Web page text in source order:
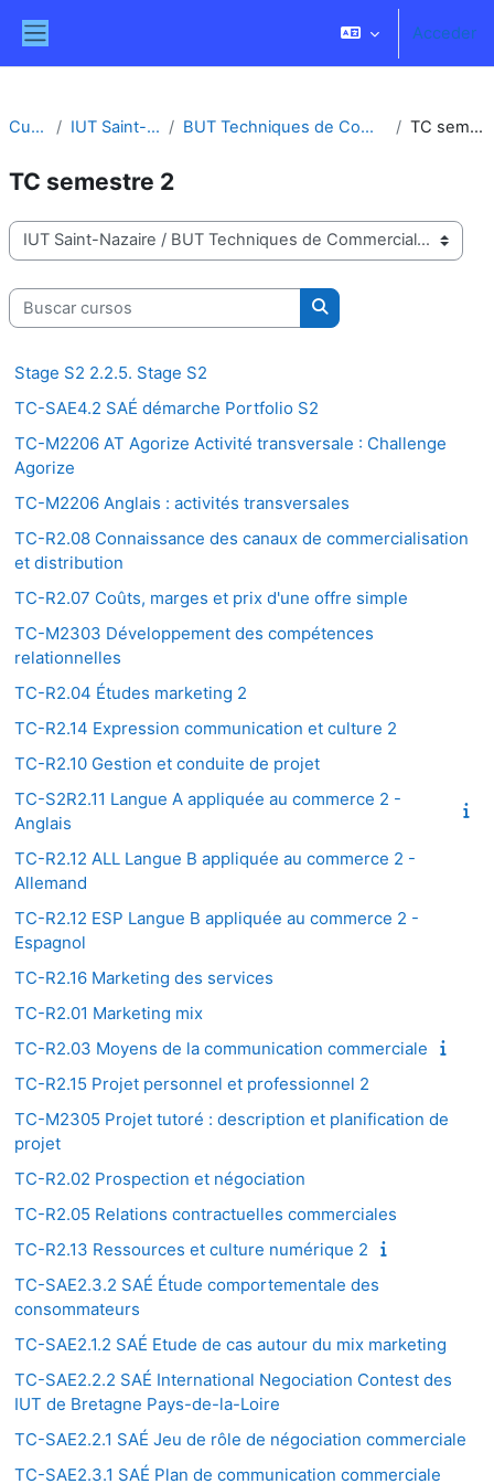
Acceder
Cursos IUT Saint-Nazaire BUT Techniques de Commercialisation TC semestre 2
TC semestre 2
Categorías
Buscar cursos
Buscar cursos
Stage S2 2.2.5. Stage S2
TC-SAE4.2 SAÉ démarche Portfolio S2
TC-M2206 AT Agorize Activité transversale : Challenge
Agorize
TC-M2206 Anglais : activités transversales
TC-R2.08 Connaissance des canaux de commercialisation
et distribution
TC-R2.07 Coûts, marges et prix d'une offre simple
TC-M2303 Développement des compétences
relationnelles
TC-R2.04 Études marketing 2
TC-R2.14 Expression communication et culture 2
TC-R2.10 Gestion et conduite de projet
TC-S2R2.11 Langue A appliquée au commerce 2 -
Anglais
TC-R2.12 ALL Langue B appliquée au commerce 2 -
Allemand
TC-R2.12 ESP Langue B appliquée au commerce 2 -
Espagnol
TC-R2.16 Marketing des services
TC-R2.01 Marketing mix
TC-R2.03 Moyens de la communication commerciale
TC-R2.15 Projet personnel et professionnel 2
TC-M2305 Projet tutoré : description et planification de
projet
TC-R2.02 Prospection et négociation
TC-R2.05 Relations contractuelles commerciales
TC-R2.13 Ressources et culture numérique 2
TC-SAE2.3.2 SAÉ Étude comportementale des
consommateurs
TC-SAE2.1.2 SAÉ Etude de cas autour du mix marketing
TC-SAE2.2.2 SAÉ International Negociation Contest des
IUT de Bretagne Pays-de-la-Loire
TC-SAE2.2.1 SAÉ Jeu de rôle de négociation commerciale
TC-SAE2.3.1 SAÉ Plan de communication commerciale